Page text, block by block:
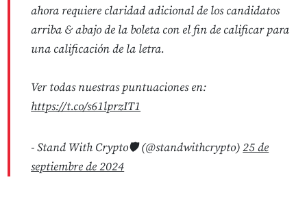
ahora requiere claridad adicional de los candidatos
arriba & abajo de la boleta con el fin de calificar para
una calificación de la letra.
Ver todas nuestras puntuaciones en:
https://t.co/s61lprzIT1
- Stand With Crypto🛡️ (@standwithcrypto)25 de
septiembre de 2024